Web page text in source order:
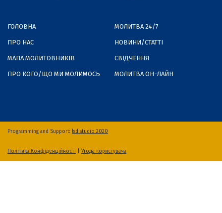
ГОЛОВНА
ПРО НАС
МАПА МОЛИТОВНИКІВ
ПРО КОГО/ЩО МИ МОЛИМОСЬ
МОЛИТВА 24/7
НОВИНИ/СТАТТІ
СВІДЧЕННЯ
МОЛИТВА ОН-ЛАЙН
Programming and Support: lsd studio 2020
Політика Конфіденційності Угода користувача